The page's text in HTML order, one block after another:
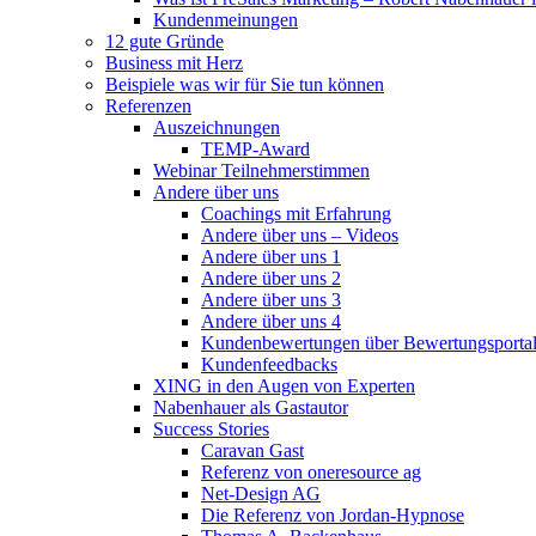
Kundenmeinungen
12 gute Gründe
Business mit Herz
Beispiele was wir für Sie tun können
Referenzen
Auszeichnungen
TEMP-Award
Webinar Teilnehmerstimmen
Andere über uns
Coachings mit Erfahrung
Andere über uns – Videos
Andere über uns 1
Andere über uns 2
Andere über uns 3
Andere über uns 4
Kundenbewertungen über
Kundenfeedbacks
XING in den Augen von Experten
Nabenhauer als Gastautor
Success Stories
Caravan Gast
Referenz von oneresource ag
Net-Design AG
Die Referenz von Jordan-Hypnose